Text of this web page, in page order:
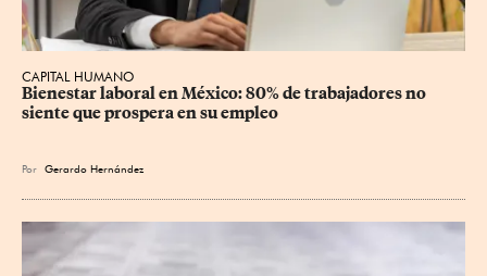
CAPITAL HUMANO
Bienestar laboral en México: 80% de trabajadores no
siente que prospera en su empleo
Por Gerardo Hernández